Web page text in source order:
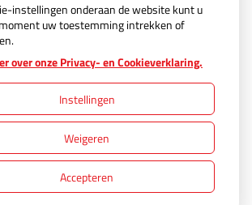
Uw Zorg Online|Beheer
|Cookie-instellingen
Voorwaarden
instellingen onderaan de website kunt u
uw toestemming intrekken of
over onze Privacy- en Cookieverklaring.
Instellingen
Weigeren
Accepteren